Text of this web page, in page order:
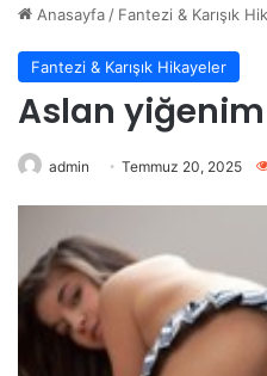
Anasayfa / Fantezi & Karışık
Fantezi & Karışık Hikayeler
Aslan
admin Temmuz 20, 2025